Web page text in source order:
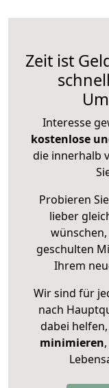
Zeit ist
Interesse
kostenlose
die innerhalb
Probieren
lieber
geschulten
Ihrem
Wir sind für
nach
dabei helfen,
minimieren